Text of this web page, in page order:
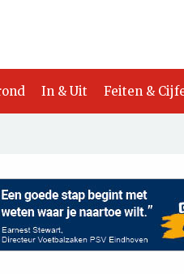
In & Uit Feiten &